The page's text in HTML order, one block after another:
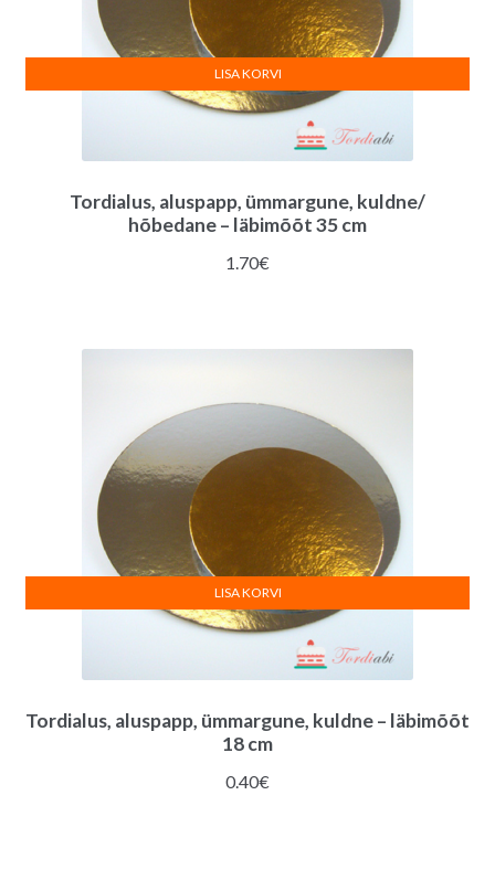
Tordialus, aluspapp, ümmargune, kuldne/
hõbedane – läbimõõt 35 cm
1.70€
LISA KORVI
Tordialus, aluspapp, ümmargune, kuldne – läbimõõt
18 cm
0.40€
LISA KORVI